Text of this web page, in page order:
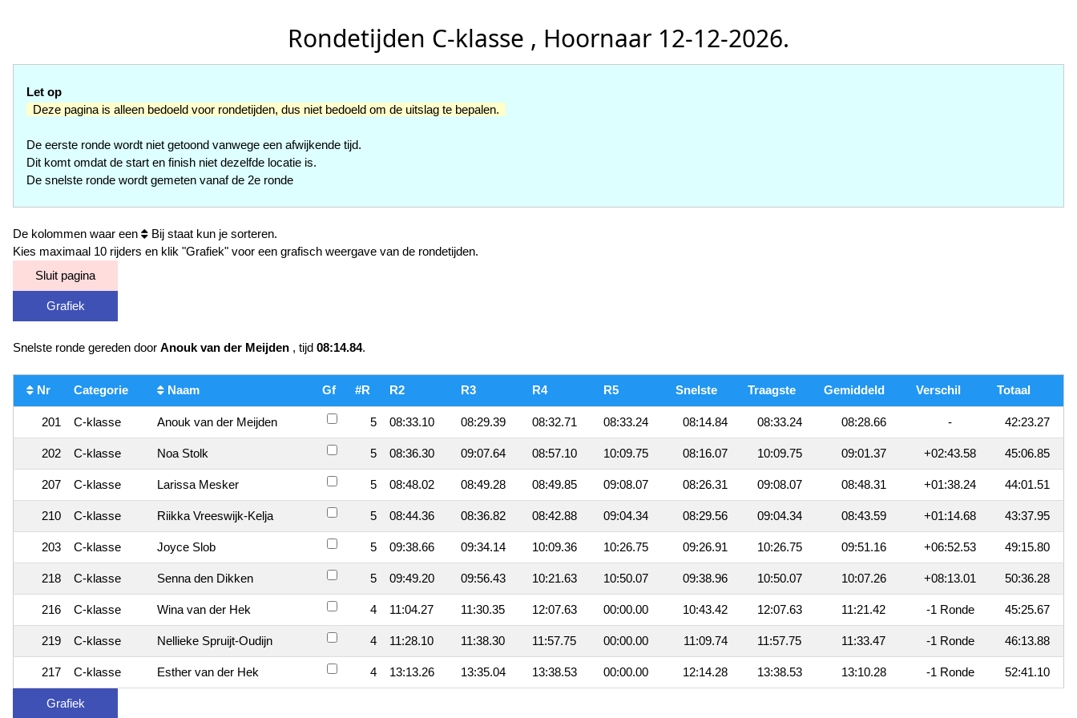
Rondetijden C-klasse , Hoornaar 12-12-2026.
Let op
Deze pagina is alleen bedoeld voor rondetijden, dus niet bedoeld om de uitslag te bepalen.
De eerste ronde wordt niet getoond vanwege een afwijkende tijd.
Dit komt omdat de start en finish niet dezelfde locatie is.
De snelste ronde wordt gemeten vanaf de 2e ronde
De kolommen waar een
Bij staat kun je sorteren.
Kies maximaal 10 rijders en klik "Grafiek" voor een grafisch weergave van de rondetijden.
Sluit pagina
Grafiek
Snelste ronde gereden door Anouk van der Meijden , tijd 08:14.84.
Nr Categorie Naam Gf #R R2 R3 R4 R5 Snelste Traagste Gemiddeld Verschil Totaal
201 C-klasse Anouk van der Meijden 5 08:33.10 08:29.39 08:32.71 08:33.24 08:14.84 08:33.24 08:28.66 - 42:23.27
202 C-klasse Noa Stolk 5 08:36.30 09:07.64 08:57.10 10:09.75 08:16.07 10:09.75 09:01.37 +02:43.58 45:06.85
207 C-klasse Larissa Mesker 5 08:48.02 08:49.28 08:49.85 09:08.07 08:26.31 09:08.07 08:48.31 +01:38.24 44:01.51
210 C-klasse Riikka Vreeswijk-Kelja 5 08:44.36 08:36.82 08:42.88 09:04.34 08:29.56 09:04.34 08:43.59 +01:14.68 43:37.95
203 C-klasse Joyce Slob 5 09:38.66 09:34.14 10:09.36 10:26.75 09:26.91 10:26.75 09:51.16 +06:52.53 49:15.80
218 C-klasse Senna den Dikken 5 09:49.20 09:56.43 10:21.63 10:50.07 09:38.96 10:50.07 10:07.26 +08:13.01 50:36.28
216 C-klasse Wina van der Hek 4 11:04.27 11:30.35 12:07.63 00:00.00 10:43.42 12:07.63 11:21.42 -1 Ronde 45:25.67
219 C-klasse Nellieke Spruijt-Oudijn 4 11:28.10 11:38.30 11:57.75 00:00.00 11:09.74 11:57.75 11:33.47 -1 Ronde 46:13.88
217 C-klasse Esther van der Hek 4 13:13.26 13:35.04 13:38.53 00:00.00 12:14.28 13:38.53 13:10.28 -1 Ronde 52:41.10
Grafiek